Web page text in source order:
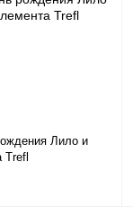
Лило и
Trefl